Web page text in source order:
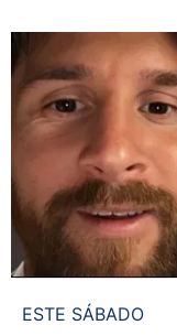
ESTE SÁBADO